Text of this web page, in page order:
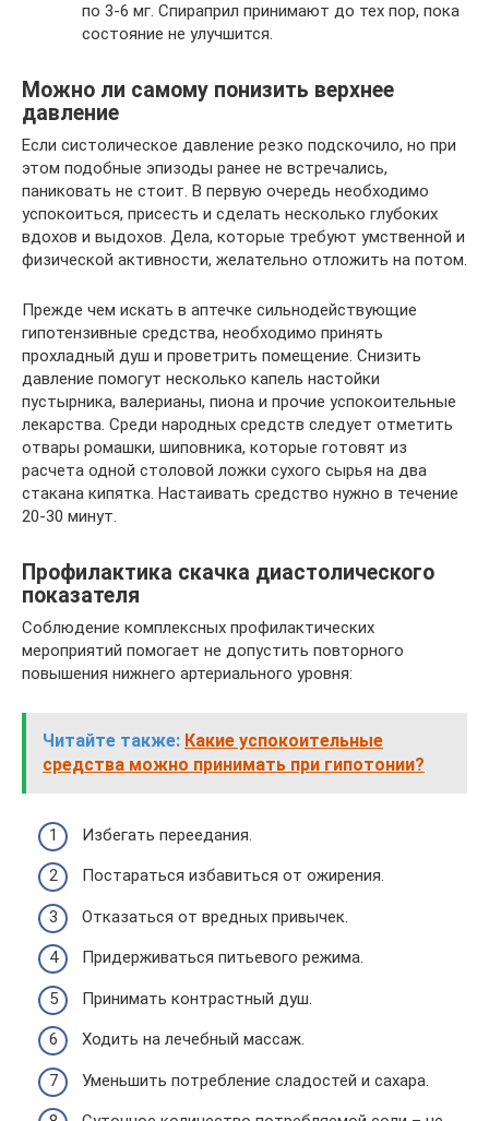
по 3-6 мг. Спираприл принимают до тех пор, пока
состояние не улучшится.
Можно ли самому понизить верхнее
давление
Если систолическое давление резко подскочило, но при
этом подобные эпизоды ранее не встречались,
паниковать не стоит. В первую очередь необходимо
успокоиться, присесть и сделать несколько глубоких
вдохов и выдохов. Дела, которые требуют умственной и
физической активности, желательно отложить на потом.
Прежде чем искать в аптечке сильнодействующие
гипотензивные средства, необходимо принять
прохладный душ и проветрить помещение. Снизить
давление помогут несколько капель настойки
пустырника, валерианы, пиона и прочие успокоительные
лекарства. Среди народных средств следует отметить
отвары ромашки, шиповника, которые готовят из
расчета одной столовой ложки сухого сырья на два
стакана кипятка. Настаивать средство нужно в течение
20-30 минут.
Профилактика скачка диастолического
показателя
Соблюдение комплексных профилактических
мероприятий помогает не допустить повторного
повышения нижнего артериального уровня:
Читайте также: Какие успокоительные
средства можно принимать при гипотонии?
Избегать переедания.
Постараться избавиться от ожирения.
Отказаться от вредных привычек.
Придерживаться питьевого режима.
Принимать контрастный душ.
Ходить на лечебный массаж.
Уменьшить потребление сладостей и сахара.